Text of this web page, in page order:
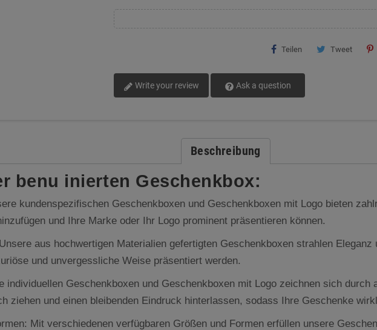
Teilen Tweet
Write your review Ask a question
Beschreibung
benu inierten Geschenkbox:
kundenspezifischen Geschenkboxen und Geschenkboxen mit Logo bieten
und Ihre Marke oder Ihr Logo prominent präsentieren können.
aus hochwertigen Materialien gefertigten Geschenkboxen strahlen
und unvergessliche Weise präsentiert werden.
individuellen Geschenkboxen und Geschenkboxen mit Logo zeichnen sich durch
ziehen und einen bleibenden Eindruck hinterlassen, sodass Ihre Geschenke
Mit verschiedenen verfügbaren Größen und Formen erfüllen unsere